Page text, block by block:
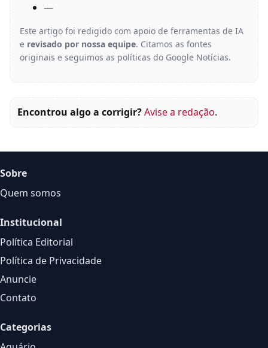
—
Este artigo foi redigido com apoio de ferramentas de IA
e revisado por nossa equipe. Citamos as fontes
originais e seguimos as políticas do Google Notícias.
Encontrou algo a corrigir?Avise a redação.
Sobre
Quem somos
Institucional
Política Editorial
Política de Privacidade
Anuncie
Contato
Categorias